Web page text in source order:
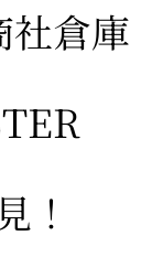
倉庫
！